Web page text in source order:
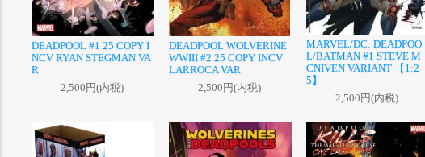
DEADPOOL #1 25 COPY I
NCV RYAN STEGMAN VA
R
2,500円(内税)
DEADPOOL WOLVERINE
WWIII #2 25 COPY INCV
LARROCA VAR
2,500円(内税)
MARVEL/DC: DEADPOO
L/BATMAN #1 STEVE M
CNIVEN VARIANT 【1:2
5】
2,500円(内税)